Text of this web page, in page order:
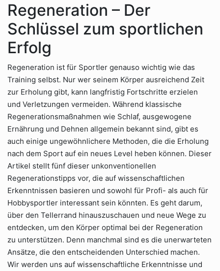
Regeneration – Der
Schlüssel zum sportlichen
Erfolg
Regeneration ist für Sportler genauso wichtig wie das
Training selbst. Nur wer seinem Körper ausreichend Zeit
zur Erholung gibt, kann langfristig Fortschritte erzielen
und Verletzungen vermeiden. Während klassische
Regenerationsmaßnahmen wie Schlaf, ausgewogene
Ernährung und Dehnen allgemein bekannt sind, gibt es
auch einige ungewöhnlichere Methoden, die die Erholung
nach dem Sport auf ein neues Level heben können. Dieser
Artikel stellt fünf dieser unkonventionellen
Regenerationstipps vor, die auf wissenschaftlichen
Erkenntnissen basieren und sowohl für Profi- als auch für
Hobbysportler interessant sein könnten. Es geht darum,
über den Tellerrand hinauszuschauen und neue Wege zu
entdecken, um den Körper optimal bei der Regeneration
zu unterstützen. Denn manchmal sind es die unerwarteten
Ansätze, die den entscheidenden Unterschied machen.
Wir werden uns auf wissenschaftliche Erkenntnisse und